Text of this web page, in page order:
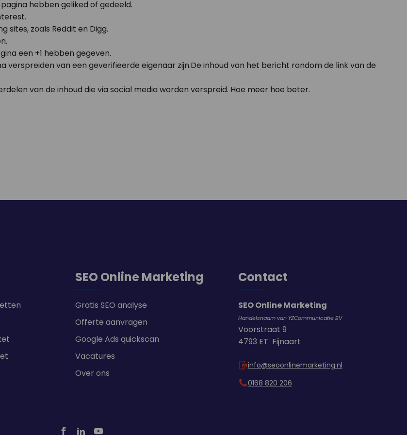
hebben geliked of gedeeld.
sites, zoals Reddit en Digg.
een +1 hebben gegeven.
van een geverifieerde eigenaar zijn.De inhoud van het bericht rondom de link van de
van de inhoud die via social media worden verspreid. Hoe meer hoe beter.
SEO Online Marketing
Gratis SEO analyse
Offerte aanvragen
Google Ads quickscan
Vacatures
Over ons
Contact
SEO Online Marketing
Handelsnaam van YZCommunicatie BV
Voorstraat 9
4793 ET Fijnaart
info@seoonlinemarketing.nl
0168 820 206